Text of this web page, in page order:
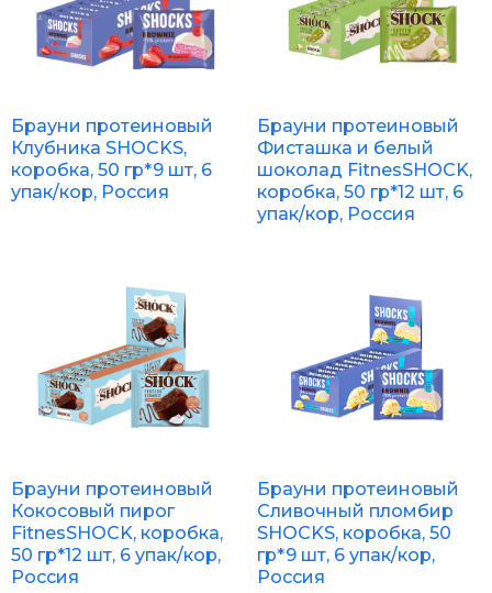
Брауни протеиновый
Клубника SHOCKS,
коробка, 50 гр*9 шт, 6
упак/кор, Россия
Брауни протеиновый
Фисташка и белый
шоколад FitnesSHOCK,
коробка, 50 гр*12 шт, 6
упак/кор, Россия
Брауни протеиновый
Кокосовый пирог
FitnesSHOCK, коробка,
50 гр*12 шт, 6 упак/кор,
Россия
Брауни протеиновый
Сливочный пломбир
SHOCKS, коробка, 50
гр*9 шт, 6 упак/кор,
Россия